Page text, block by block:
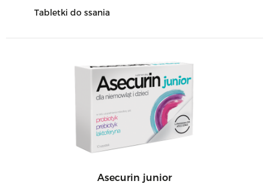
Tabletki do ssania
Asecurin junior